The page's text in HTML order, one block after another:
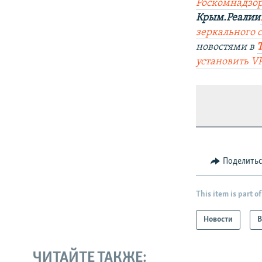
Роско
Крым.Реалии
зеркального
новостями в
установить
This item is part of
Новости
ЧИТАЙТЕ ТАКЖЕ: